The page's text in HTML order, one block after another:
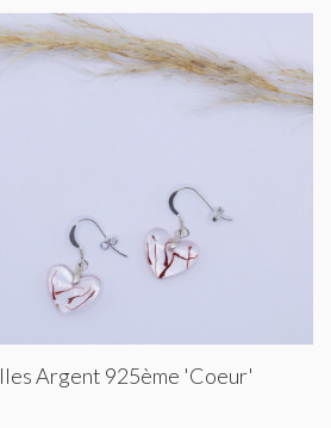
Argent 925ème 'Coeur'